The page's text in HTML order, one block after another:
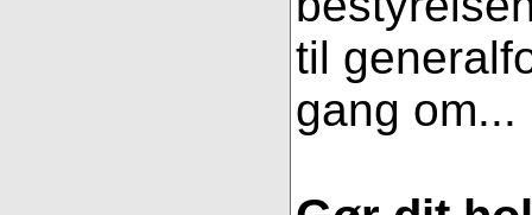
til
gang om...